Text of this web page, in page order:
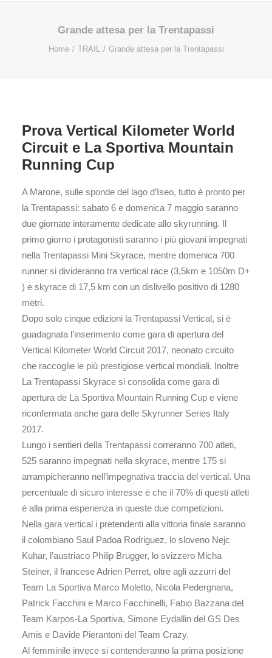
Grande attesa per la Trentapassi
Home TRAIL Grande attesa per la Trentapassi
Prova Vertical Kilometer World
Circuit e La Sportiva Mountain
Running Cup
A Marone, sulle sponde del lago d’Iseo, tutto è pronto per
la Trentapassi: sabato 6 e domenica 7 maggio saranno
due giornate interamente dedicate allo skyrunning. Il
primo giorno i protagonisti saranno i più giovani impegnati
nella Trentapassi Mini Skyrace, mentre domenica 700
runner si divideranno tra vertical race (3,5km e 1050m D+
) e skyrace di 17,5 km con un dislivello positivo di 1280
metri.
Dopo solo cinque edizioni la Trentapassi Vertical, si è
guadagnata l’inserimento come gara di apertura del
Vertical Kilometer World Circuit 2017, neonato circuito
che raccoglie le più prestigiose vertical mondiali. Inoltre
La Trentapassi Skyrace si consolida come gara di
apertura de La Sportiva Mountain Running Cup e viene
riconfermata anche gara delle Skyrunner Series Italy
2017.
Lungo i sentieri della Trentapassi correranno 700 atleti,
525 saranno impegnati nella skyrace, mentre 175 si
arrampicheranno nell’impegnativa traccia del vertical. Una
percentuale di sicuro interesse è che il 70% di questi atleti
è alla prima esperienza in queste due competizioni.
Nella gara vertical i pretendenti alla vittoria finale saranno
il colombiano Saul Padoa Rodriguez, lo sloveno Nejc
Kuhar, l’austriaco Philip Brugger, lo svizzero Micha
Steiner, il francese Adrien Perret, oltre agli azzurri del
Team La Sportiva Marco Moletto, Nicola Pedergnana,
Patrick Facchini e Marco Facchinelli, Fabio Bazzana del
Team Karpos-La Sportiva, Simone Eydallin del GS Des
Amis e Davide Pierantoni del Team Crazy.
Al femminile invece si contenderanno la prima posizione